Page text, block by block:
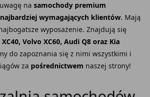
na samochody premium
wymagających klientów. Mają
wyposażenie. Znajdują się
Volvo XC60, Audi Q8 oraz Kia
do zapoznania się z nimi wszystkimi i
za pośrednictwem naszej strony!